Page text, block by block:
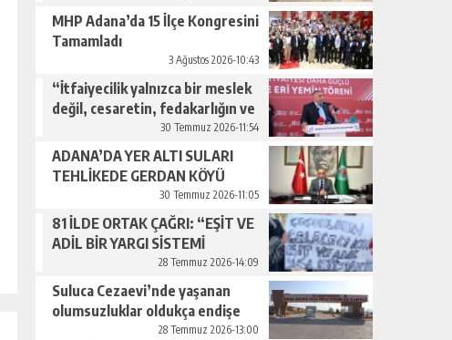
MHP Adana’da 15 İlçe Kongresini
Tamamladı
3 Ağustos 2026-10:43
“İtfaiyecilik yalnızca bir meslek
değil, cesaretin, fedakarlığın ve
insan sevgisinin en güçlü
temsilidir.”
30 Temmuz 2026-11:54
ADANA’DA YER ALTI SULARI
TEHLİKEDE GERDAN KÖYÜ
SANAYİ SUYU CENDERESİNDE
30 Temmuz 2026-11:05
81 İLDE ORTAK ÇAĞRI: “EŞİT VE
ADİL BİR YARGI SİSTEMİ
28 Temmuz 2026-14:09
Suluca Cezaevi’nde yaşanan
olumsuzluklar oldukça endişe
28 Temmuz 2026-13:00